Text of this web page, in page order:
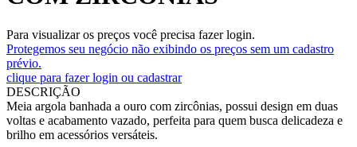
Para visualizar os preços você precisa fazer login.
Protegemos seu negócio não exibindo os preços sem um cadastro
prévio.
clique para fazer login ou cadastrar
DESCRIÇÃO
Meia argola banhada a ouro com zircônias, possui design em duas
voltas e acabamento vazado, perfeita para quem busca delicadeza e
brilho em acessórios versáteis.